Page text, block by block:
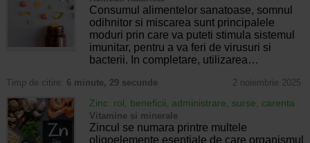
Consumul alimentelor sanatoase, somnul
odihnitor si miscarea sunt principalele
moduri prin care va puteti stimula sistemul
imunitar, pentru a va feri de virusuri si
bacterii. In completare, utilizarea…
Timp de citire: 6 minute, 29 secunde 2 noiembrie 2025
Zinc: rol, beneficii, administrare, surse, carenta
Vitamine si minerale
Zincul se numara printre multele
oligoelemente esentiale de care organismul